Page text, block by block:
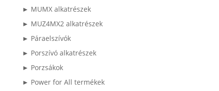
► MUMX alkatrészek
► MUZ4MX2 alkatrészek
► Páraelszívók
► Porszívó alkatrészek
► Porzsákok
► Power for All termékek